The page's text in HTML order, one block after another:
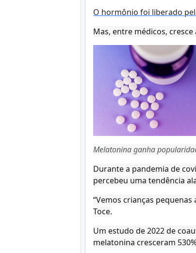
O hormônio foi liberado
Mas, entre médicos,
Melatonina ganha
Durante a pandemia de
percebeu uma tendência
“Vemos crianças
Toce.
Um estudo de 2022 de
melatonina cresceram